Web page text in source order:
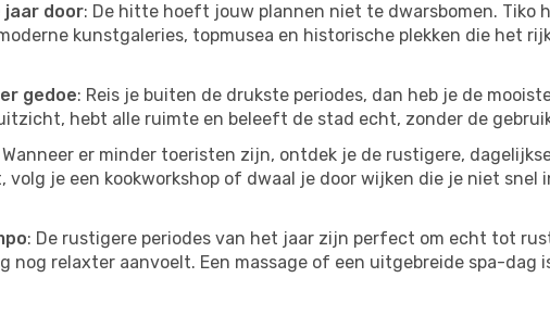
door: De hitte hoeft jouw plannen niet te dwarsbomen. Tiko
kunstgaleries, topmusea en historische plekken die het
gedoe: Reis je buiten de drukste periodes, dan heb je de
hebt alle ruimte en beleeft de stad echt, zonder de
Wanneer er minder toeristen zijn, ontdek je de rustigere,
volg je een kookworkshop of dwaal je door wijken die je niet
: De rustigere periodes van het jaar zijn perfect om echt tot
nog relaxter aanvoelt. Een massage of een uitgebreide spa-